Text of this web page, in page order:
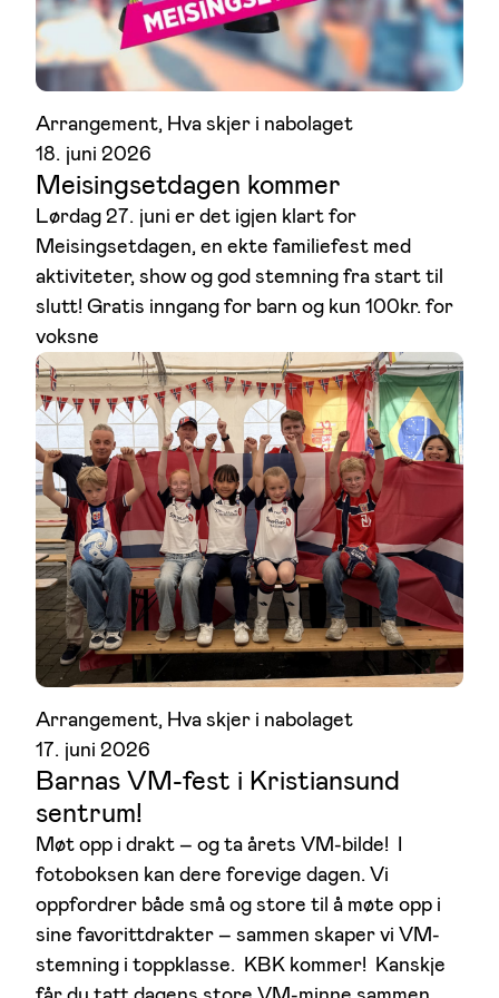
Arrangement, Hva skjer i nabolaget
18. juni 2026
Meisingsetdagen kommer
Lørdag 27. juni er det igjen klart for
Meisingsetdagen, en ekte familiefest med
aktiviteter, show og god stemning fra start til
slutt! Gratis inngang for barn og kun 100kr. for
voksne
Arrangement, Hva skjer i nabolaget
17. juni 2026
Barnas VM-fest i Kristiansund
sentrum!
Møt opp i drakt – og ta årets VM-bilde! I
fotoboksen kan dere forevige dagen. Vi
oppfordrer både små og store til å møte opp i
sine favorittdrakter – sammen skaper vi VM-
stemning i toppklasse. KBK kommer! Kanskje